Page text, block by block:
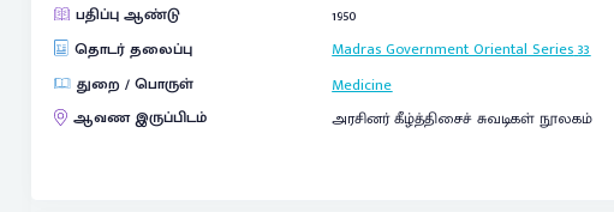
பதிப்பு ஆண்டு
1950
தொடர் தலைப்பு
Madras Government Oriental Series33
துறை / பொருள்
Medicine
ஆவண இருப்பிடம்
அரசினர் கீழ்த்திசைச் சுவடிகள் நூலகம்